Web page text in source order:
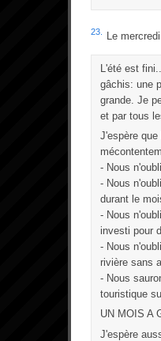
23. Le
L'été est
gâchis: une
grande. Je
et par tous
J'espère
- Nous
- Nous
durant le
- Nous
investi pour
- Nous
rivière sans
- Nous
touristique
UN MOIS A
J'espère